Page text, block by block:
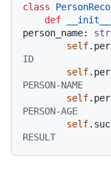
class
def
__init__
person_name: str
self
ID
self
PERSON-NAME
self
PERSON-AGE
self
RESULT